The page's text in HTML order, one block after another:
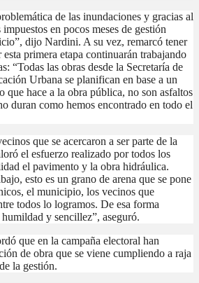
de las inundaciones y gracias al
en pocos meses de gestión
dijo Nardini. A su vez, remarcó tener
primera etapa continuarán trabajando
“Todas las obras desde la Secretaría de
Urbana se planifican en base a un
que hace a la obra pública, no son asfaltos
duran como hemos encontrado en todo el
que se acercaron a ser parte de la
el esfuerzo realizado por todos los
el pavimento y la obra hidráulica.
esto es un grano de arena que se pone
el municipio, los vecinos que
todos lo logramos. De esa forma
y sencillez”, aseguró.
que en la campaña electoral han
de obra que se viene cumpliendo a raja
la gestión.